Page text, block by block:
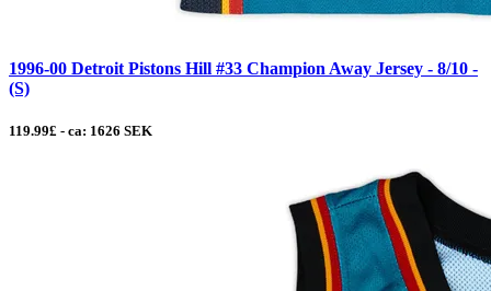
1996-00 Detroit Pistons Hill #33 Champion Away Jersey - 8/10 -
(S)
119.99£ - ca: 1626 SEK